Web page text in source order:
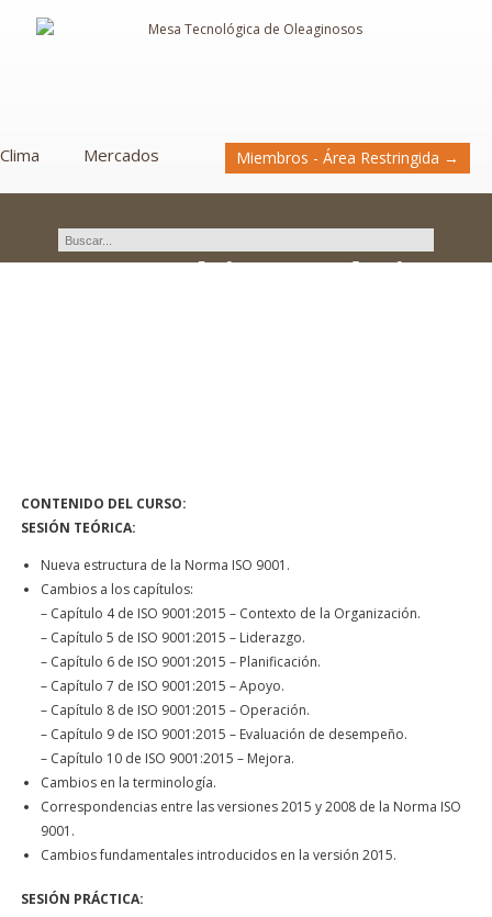
Clima Mercados Miembros - Área Restringida →
Curso Teórico – Práctico:
CONTENIDO DEL CURSO:
SESIÓN TEÓRICA:
Nueva estructura de la Norma ISO 9001.
Cambios a los capítulos:
– Capítulo 4 de ISO 9001:2015 – Contexto de la Organización.
– Capítulo 5 de ISO 9001:2015 – Liderazgo.
– Capítulo 6 de ISO 9001:2015 – Planificación.
– Capítulo 7 de ISO 9001:2015 – Apoyo.
– Capítulo 8 de ISO 9001:2015 – Operación.
– Capítulo 9 de ISO 9001:2015 – Evaluación de desempeño.
– Capítulo 10 de ISO 9001:2015 – Mejora.
Cambios en la terminología.
Correspondencias entre las versiones 2015 y 2008 de la Norma ISO
9001.
Cambios fundamentales introducidos en la versión 2015.
SESIÓN PRÁCTICA: